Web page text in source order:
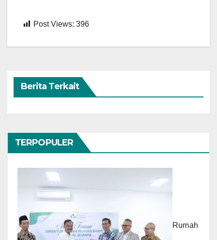
Post Views: 396
Berita Terkait
TERPOPULER
Rumah